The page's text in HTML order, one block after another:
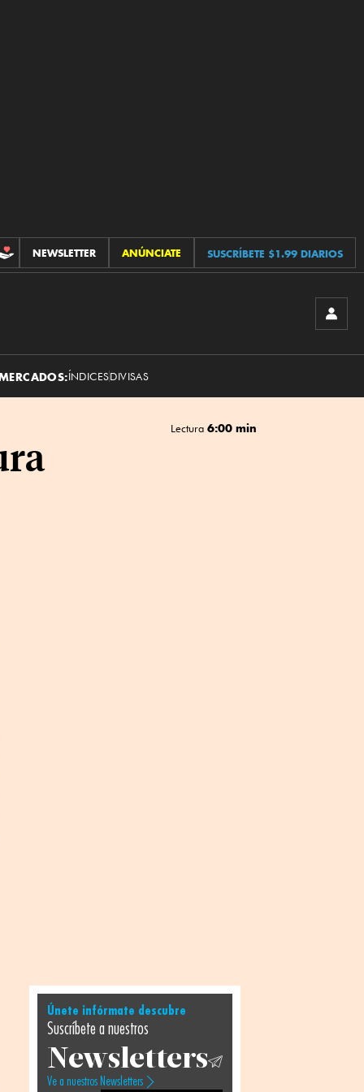
CONTRIBUCIONES
NEWSLETTER ANÚNCIATE SUSCRÍBETE $1.99 DIARIOS
ÍNDICESDIVISAS
Lectura 6:00 min
Únete infórmate descubre
Suscríbete a nuestros
Newsletters
Ve a nuestros Newsletters